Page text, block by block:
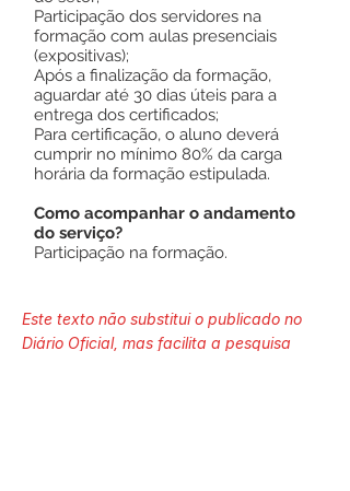
Participação dos servidores na
formação com aulas presenciais
(expositivas);
Após a finalização da formação,
aguardar até 30 dias úteis para a
entrega dos certificados;
Para certificação, o aluno deverá
cumprir no mínimo 80% da carga
horária da formação estipulada.
Como acompanhar o andamento
do serviço?
Participação na formação.
Este texto não substitui o publicado no
Diário Oficial, mas facilita a pesquisa